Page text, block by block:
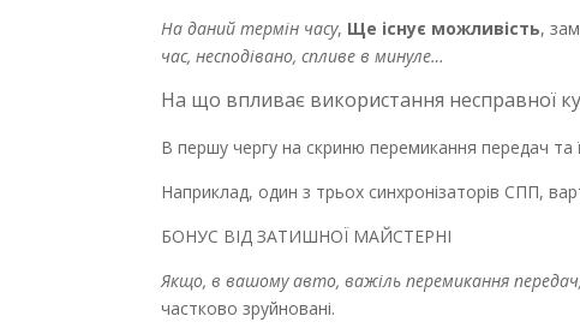
На даний термін часу, Ще існує можливість,
час, несподівано, спливе в минуле…
На що впливає використання несправної
В першу чергу на скриню перемикання передач та
Наприклад, один з трьох синхронізаторів СПП,
БОНУС ВІД ЗАТИШНОЇ МАЙСТЕРНІ
Якщо, в вашому авто, важіль перемикання
частково зруйновані.